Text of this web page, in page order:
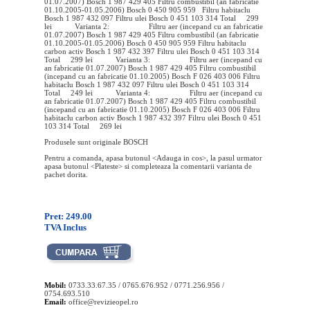
01.10.2005-01.05.2006) Bosch 0 450 905 959 Filtru habitaclu
Bosch 1 987 432 097 Filtru ulei Bosch 0 451 103 314 Total 299
lei Varianta 2: Filtru aer (incepand cu an fabricatie
01.07.2007) Bosch 1 987 429 405 Filtru combustibil (an fabricatie
01.10.2005-01.05.2006) Bosch 0 450 905 959 Filtru habitaclu
carbon activ Bosch 1 987 432 397 Filtru ulei Bosch 0 451 103 314
Total 299 lei Varianta 3: Filtru aer (incepand cu
an fabricatie 01.07.2007) Bosch 1 987 429 405 Filtru combustibil
(incepand cu an fabricatie 01.10.2005) Bosch F 026 403 006 Filtru
habitaclu Bosch 1 987 432 097 Filtru ulei Bosch 0 451 103 314
Total 249 lei Varianta 4: Filtru aer (incepand cu
an fabricatie 01.07.2007) Bosch 1 987 429 405 Filtru combustibil
(incepand cu an fabricatie 01.10.2005) Bosch F 026 403 006 Filtru
habitaclu carbon activ Bosch 1 987 432 397 Filtru ulei Bosch 0 451
103 314 Total 269 lei
Produsele sunt originale BOSCH
Pentru a comanda, apasa butonul <Adauga in cos>, la pasul urmator
apasa butonul <Plateste> si completeaza la comentarii varianta de
pachet dorita.
Pret: 249.00
TVA Inclus
Mobil: 0733.33.67.35 / 0765.676.952 / 0771.256.956 /
0754.693.510
Email: office@revizieopel.ro